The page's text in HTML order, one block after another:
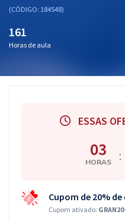
Aprovados
(CÓDIGO: 184548)
161
Horas de aula
ESSAS
03
HORAS :
Cupom de 20%
Cupom ativado: